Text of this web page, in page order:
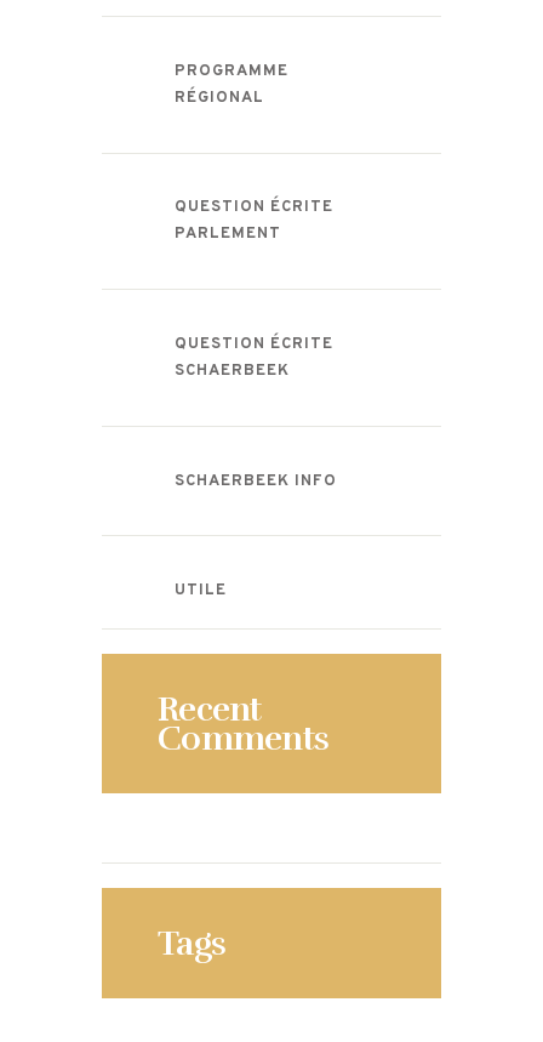
PROGRAMME
RÉGIONAL
QUESTION ÉCRITE
PARLEMENT
QUESTION ÉCRITE
SCHAERBEEK
SCHAERBEEK INFO
UTILE
Recent
Comments
Tags